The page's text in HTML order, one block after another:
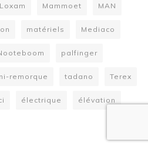
Loxam Mammoet MAN
matériels Mediaco
palfinger
remorque tadano Terex
électrique élévation